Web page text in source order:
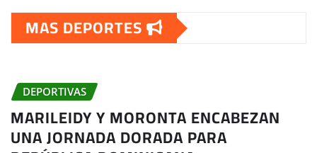
MAS DEPORTES
DEPORTIVAS
MARILEIDY Y MORONTA ENCABEZAN
UNA JORNADA DORADA PARA